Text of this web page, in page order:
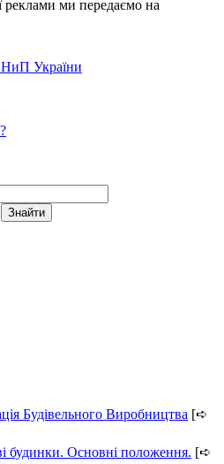
реклами ми передаємо на
України
Будівельного Виробництва [➪
Основні положення. [➪